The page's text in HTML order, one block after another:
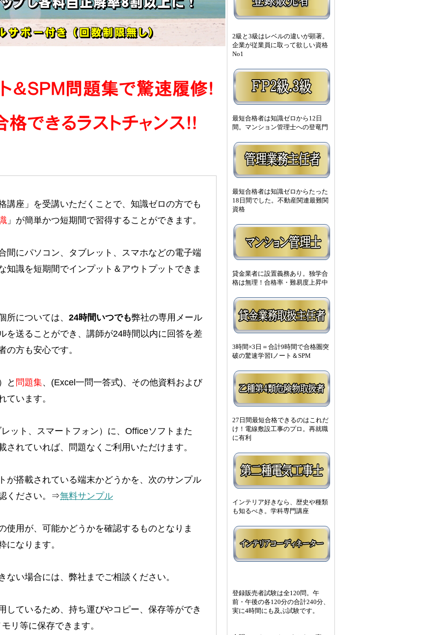
講座 」を受講いただくことで、知識ゼロの方でも
」が簡単かつ短期間で習得することができます。
間にパソコン、タブレット、スマホなどの電子端
知識を短期間でインプット＆アウトプットできま
所については、 24時間いつでも弊社の専用メール
を送ることができ、講師が24時間以内に回答を差
の方も安心です。
と 問題集、(Excel一問一答式)、その他資料および
ています。
ット、スマートフォン）に、Officeソフトまた
されていれば、問題なくご利用いただけます。
が搭載されている端末かどうかを、次のサンプル
ください。⇒無料サンプル
使用が、可能かどうかを確認するものとなりま
になります。
ない場合には、弊社までご相談ください。
しているため、持ち運びやコピー、保存等ができ
リ等に保存できます。
2級と3級はレベルの違いが顕著。
企業が従業員に取って欲しい資格
No1
最短合格者は知識ゼロから12日
間。マンション管理士への登竜門
最短合格者は知識ゼロからたった
18日間でした。不動産関連最難関
資格
貸金業者に設置義務あり。独学合
格は無理！合格率・難易度上昇中
3時間×3日＝合計9時間で合格圏突
破の驚速学習Iノート＆SPM
27日間最短合格できるのはこれだ
け！電線敷設工事のプロ。再就職
に有利
インテリア好きなら、歴史や種類
も知るべき。学科専門講座
登録販売者試験は全120問。午
前・午後の各120分の合計240分、
実に4時間にも及ぶ試験です。